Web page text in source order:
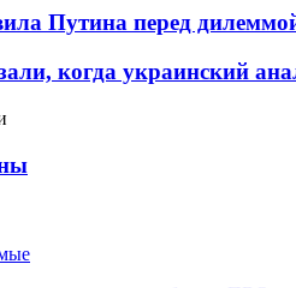
Путина перед
когда украинский